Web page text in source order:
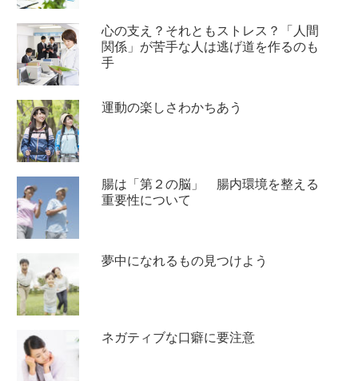
心の支え？それともストレス？「人間
関係」が苦手な人は逃げ道を作るのも
手
運動の楽しさわかちあう
腸は「第２の脳」 腸内環境を整える
重要性について
夢中になれるもの見つけよう
ネガティブな口癖に要注意